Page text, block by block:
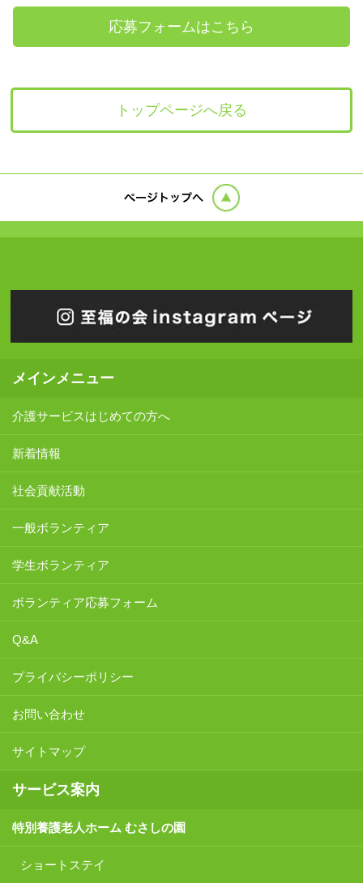
応募フォームはこちら
トップページへ戻る
メインメニュー
介護サービスはじめての方へ
新着情報
社会貢献活動
一般ボランティア
学生ボランティア
ボランティア応募フォーム
Q&A
プライバシーポリシー
お問い合わせ
サイトマップ
サービス案内
特別養護老人ホーム むさしの園
ショートステイ